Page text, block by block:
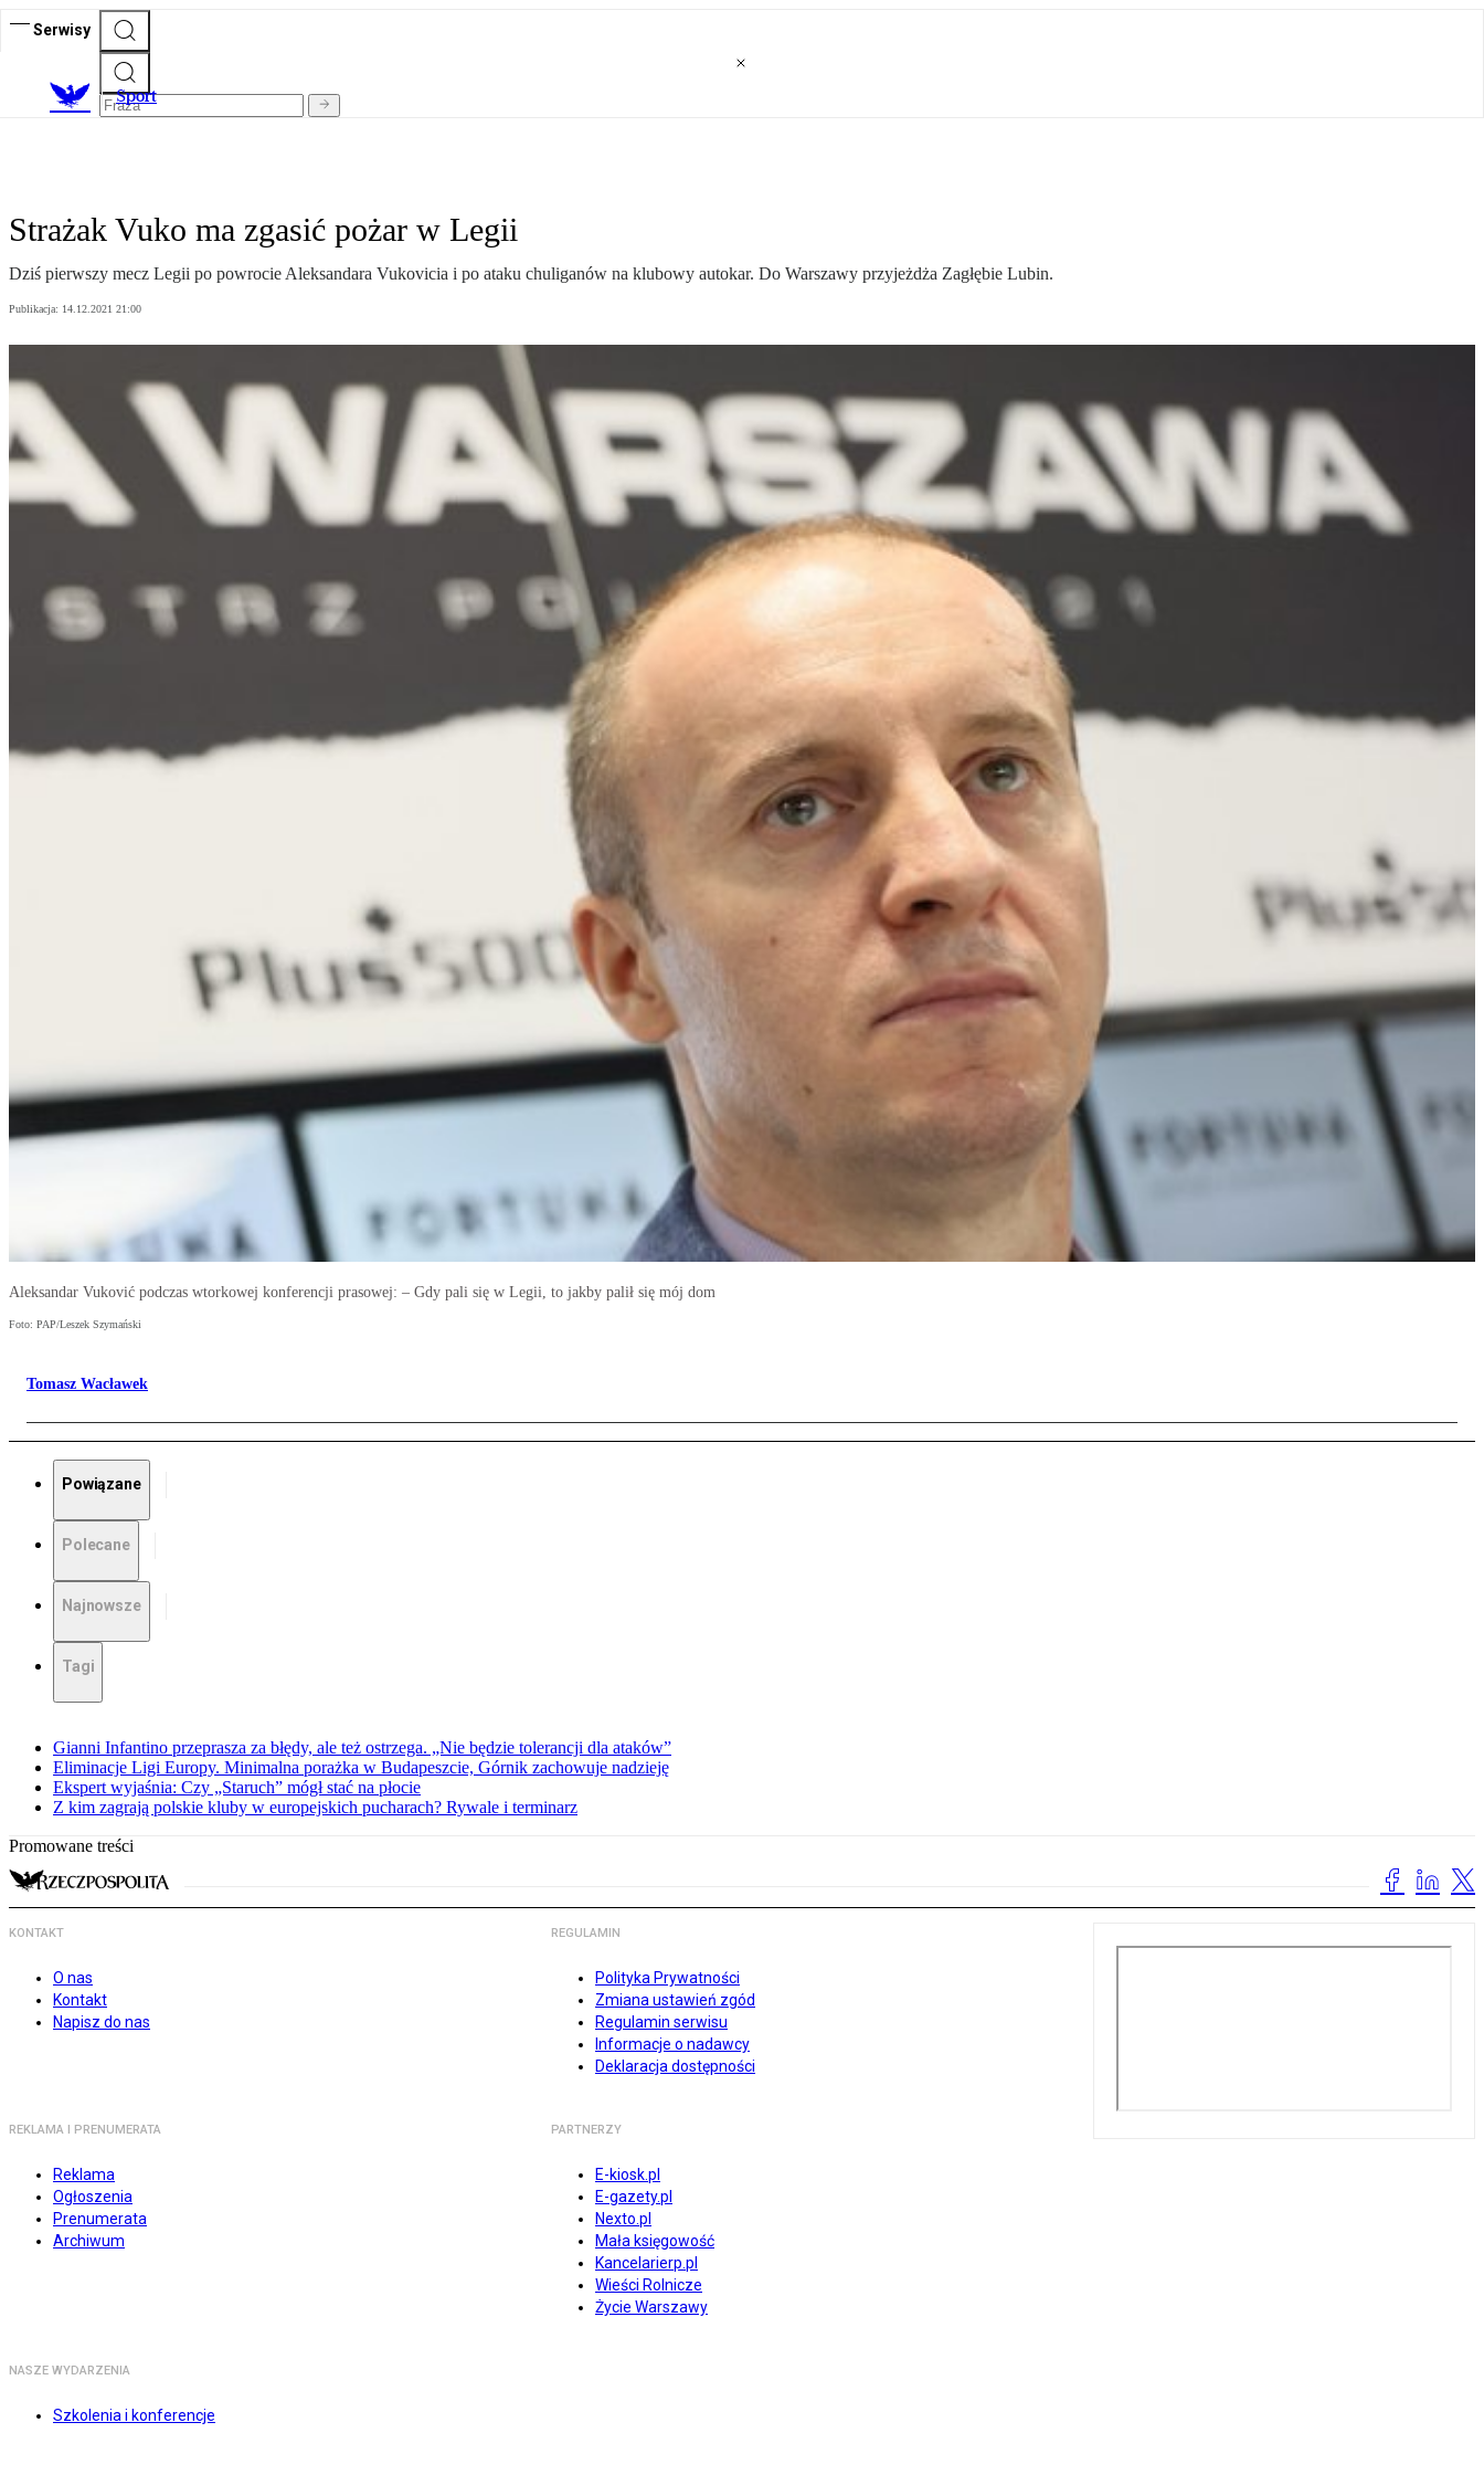
Serwisy
Sport
Strażak Vuko ma zgasić pożar w Legii
Dziś pierwszy mecz Legii po powrocie Aleksandara Vukovicia i po ataku chuliganów na klubowy autokar. Do Warszawy przyjeżdża Zagłębie Lubin.
Publikacja: 14.12.2021 21:00
Aleksandar Vuković podczas wtorkowej konferencji prasowej: – Gdy pali się w Legii, to jakby palił się mój dom
Foto: PAP/Leszek Szymański
Tomasz Wacławek
Powiązane
Polecane
Najnowsze
Tagi
Gianni Infantino przeprasza za błędy, ale też ostrzega. „Nie będzie tolerancji dla ataków”
Eliminacje Ligi Europy. Minimalna porażka w Budapeszcie, Górnik zachowuje nadzieję
Ekspert wyjaśnia: Czy „Staruch” mógł stać na płocie
Z kim zagrają polskie kluby w europejskich pucharach? Rywale i terminarz
Promowane treści
KONTAKT
O nas
Kontakt
Napisz do nas
REGULAMIN
Polityka Prywatności
Zmiana ustawień zgód
Regulamin serwisu
Informacje o nadawcy
Deklaracja dostępności
REKLAMA I PRENUMERATA
Reklama
Ogłoszenia
Prenumerata
Archiwum
PARTNERZY
E-kiosk.pl
E-gazety.pl
Nexto.pl
Mała księgowość
Kancelarierp.pl
Wieści Rolnicze
Życie Warszawy
NASZE WYDARZENIA
Szkolenia i konferencje